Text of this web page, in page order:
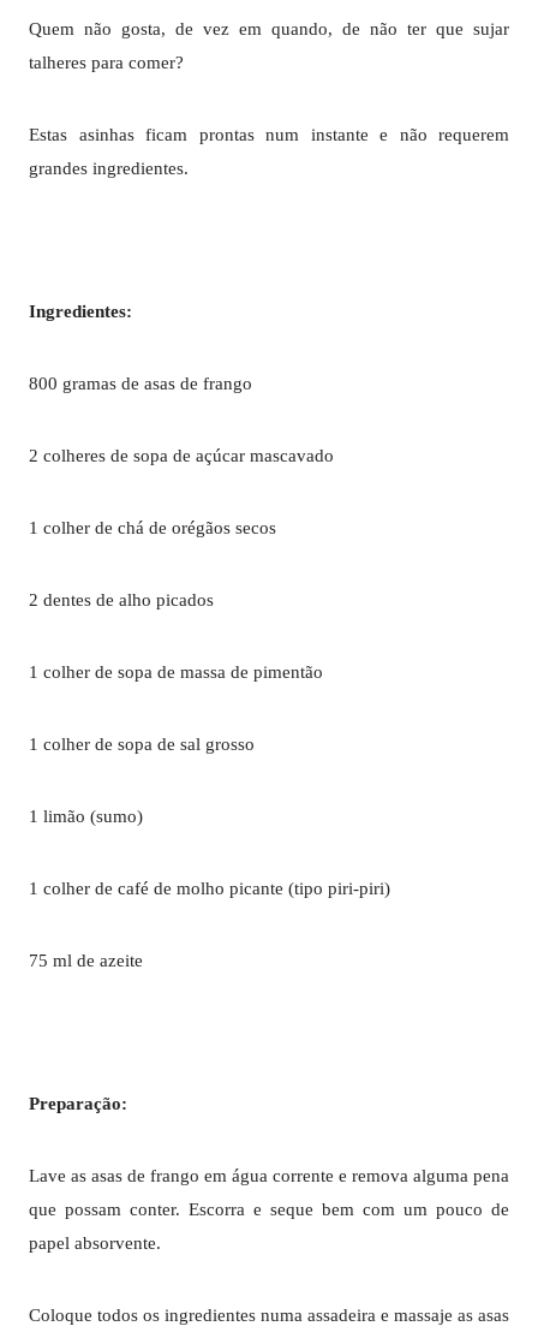
Quem não gosta, de vez em quando, de não ter que sujar
talheres para comer?
Estas asinhas ficam prontas num instante e não requerem
grandes ingredientes.
Ingredientes:
800 gramas de asas de frango
2 colheres de sopa de açúcar mascavado
1 colher de chá de orégãos secos
2 dentes de alho picados
1 colher de sopa de massa de pimentão
1 colher de sopa de sal grosso
1 limão (sumo)
1 colher de café de molho picante (tipo piri-piri)
75 ml de azeite
Preparação:
Lave as asas de frango em água corrente e remova alguma pena
que possam conter. Escorra e seque bem com um pouco de
papel absorvente.
Coloque todos os ingredientes numa assadeira e massaje as asas